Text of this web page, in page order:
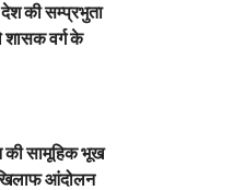
की सम्प्रभुता
शासक वर्ग के
की सामूहिक भूख
आंदोलन